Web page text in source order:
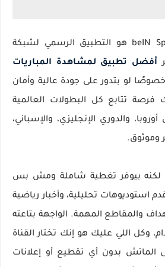
تطبيق beIN Sports Connect هو التطبيق الرسمي لشبكة
تطبيق لمشاهدة المباريات
لو بتدور على جودة عالية وأمان
تتابع كل البطولات العالمية
والدوري الإنجليزي، والإسباني،
بيوفر تغطية شاملة ومش بس
تحليلية، وأخبار رياضية
والمقاطع المهمة. الواجهة بتاعته
اللي عليك هو إنك تختار القناة
الماتش بدون أي تقطيع أو إعلانات